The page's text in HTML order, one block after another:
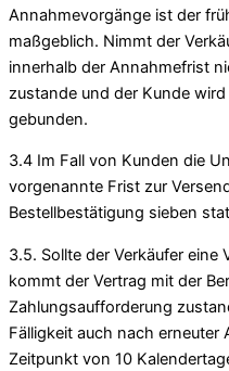
Annahmevorgänge ist der
maßgeblich. Nimmt der
innerhalb der Annahmefrist
zustande und der Kunde
gebunden.
3.4 Im Fall von Kunden die
vorgenannte Frist zur
Bestellbestätigung sieben
3.5. Sollte der Verkäufer eine
kommt der Vertrag mit der
Zahlungsaufforderung
Fälligkeit auch nach
Zeitpunkt von 10